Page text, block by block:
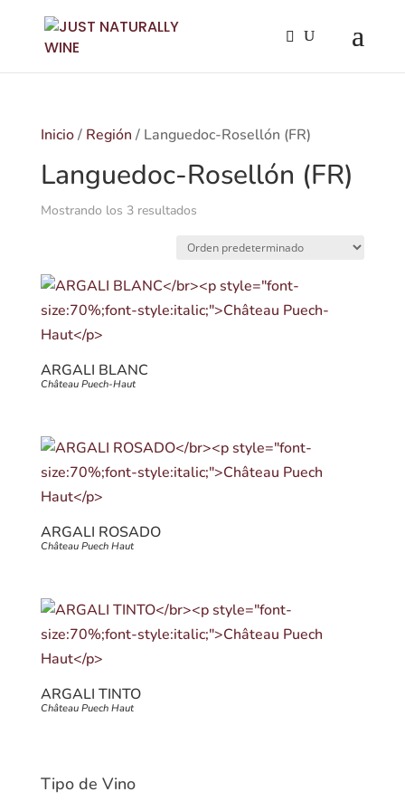
Inicio/ Región / Languedoc-Rosellón (FR)
Languedoc-Rosellón (FR)
Mostrando los 3 resultados
ARGALI BLANC
Château Puech-Haut
ARGALI ROSADO
Château Puech Haut
ARGALI TINTO
Château Puech Haut
Tipo de Vino